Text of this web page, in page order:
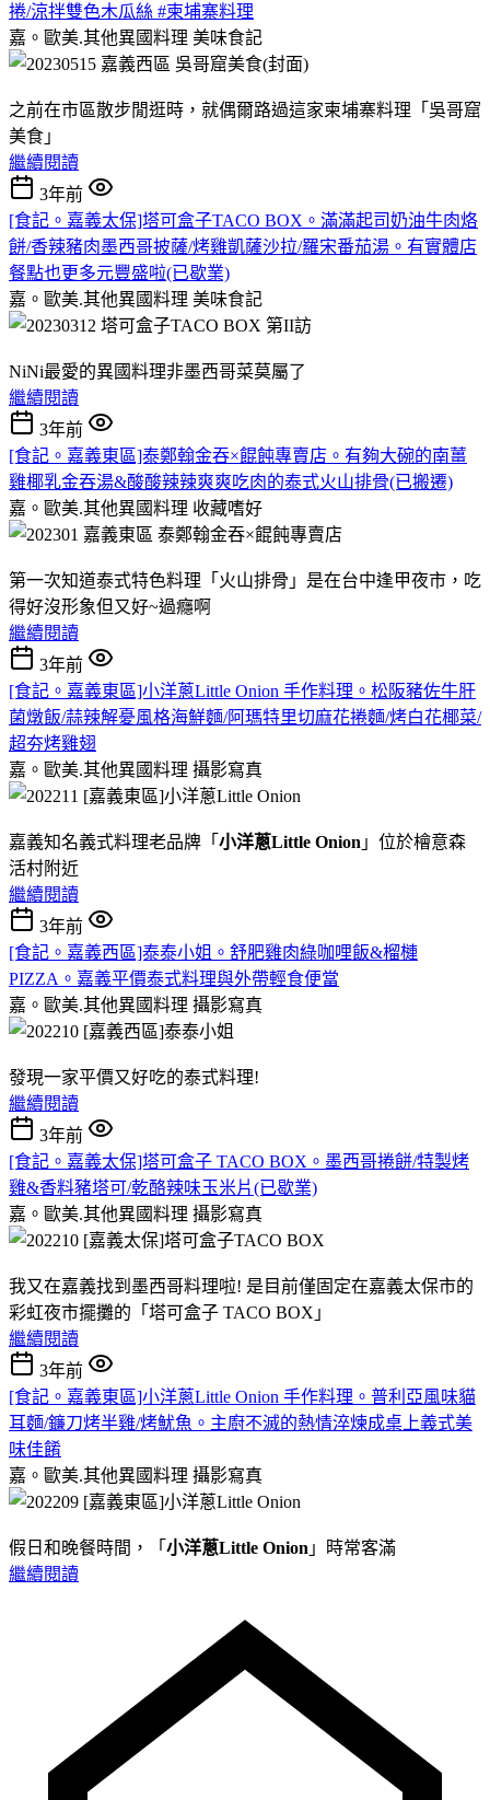
捲/涼拌雙色木瓜絲 #柬埔寨料理
嘉。歐美.其他異國料理 美味食記
之前在市區散步閒逛時，就偶爾路過這家柬埔寨料理「吳哥窟
美食」
繼續閱讀
3年前
[食記。嘉義太保]塔可盒子TACO BOX。滿滿起司奶油牛肉烙
餅/香辣豬肉墨西哥披薩/烤雞凱薩沙拉/羅宋番茄湯。有實體店
餐點也更多元豐盛啦(已歇業)
嘉。歐美.其他異國料理 美味食記
NiNi最愛的異國料理非墨西哥菜莫屬了
繼續閱讀
3年前
[食記。嘉義東區]泰鄭翰金吞×餛飩專賣店。有夠大碗的南薑
雞椰乳金吞湯&酸酸辣辣爽爽吃肉的泰式火山排骨(已搬遷)
嘉。歐美.其他異國料理 收藏嗜好
第一次知道泰式特色料理「火山排骨」是在台中逢甲夜市，吃
得好沒形象但又好~過癮啊
繼續閱讀
3年前
[食記。嘉義東區]小洋蔥Little Onion 手作料理。松阪豬佐牛肝
菌燉飯/蒜辣解憂風格海鮮麵/阿瑪特里切麻花捲麵/烤白花椰菜/
超夯烤雞翅
嘉。歐美.其他異國料理 攝影寫真
嘉義知名義式料理老品牌「 小洋蔥Little Onion 」位於檜意森
活村附近
繼續閱讀
3年前
[食記。嘉義西區]泰泰小姐。舒肥雞肉綠咖哩飯&榴槤
PIZZA。嘉義平價泰式料理與外帶輕食便當
嘉。歐美.其他異國料理 攝影寫真
發現一家平價又好吃的泰式料理!
繼續閱讀
3年前
[食記。嘉義太保]塔可盒子 TACO BOX。墨西哥捲餅/特製烤
雞&香料豬塔可/乾酪辣味玉米片(已歇業)
嘉。歐美.其他異國料理 攝影寫真
我又在嘉義找到墨西哥料理啦! 是目前僅固定在嘉義太保市的
彩虹夜市擺攤的「塔可盒子 TACO BOX」
繼續閱讀
3年前
[食記。嘉義東區]小洋蔥Little Onion 手作料理。普利亞風味貓
耳麵/鐮刀烤半雞/烤魷魚。主廚不滅的熱情淬煉成桌上義式美
味佳餚
嘉。歐美.其他異國料理 攝影寫真
假日和晚餐時間，「 小洋蔥Little Onion 」時常客滿
繼續閱讀